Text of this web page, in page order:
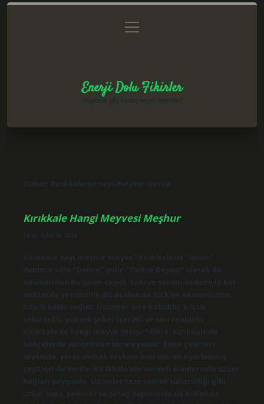
Gizlilik Politikası
menüyü
aç
Enerji Dolu Fikirler
Etiket: Kırıkkalenin neyi meşhur içecek
Kırıkkale Hangi Meyvesi Meşhur
Tarih: Eylül 18, 2024
Kırıkkale neyi meşhur meyve? Kırıkkale’de “üzüm”
denince akla “Delice” gelir. “Delice Beyazı” olarak da
adlandırılan bu üzüm çeşidi, tadı ve verimi nedeniyle bol
miktarda yetiştirilir. Bu açıdan da Türkiye ekonomisine
büyük katkı sağlar. Üzümler ince kabuklu, küçük
çekirdekli, yüksek şeker içerikli ve sarı renklidir.
Kırıkkale’de hangi meyve yetişir? Elma, Kırıkkale’de
bahçelerde yetiştirilen bir meyvedir. Elma çeşitleri
arasında, yerel damak zevkine özel olarak uyarlanmış
çeşitleri de vardır. Kırıkkale’nin verimli alanlarında üzüm
bağları yaygındır. Üzümler taze olarak tüketildiği gibi
üzüm suyu, pekmez ve şarap yapımında da kullanılır.